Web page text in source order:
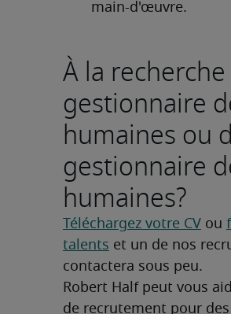
main-d'œuvre.
À la
gestionnaire
humaines ou
gestionnaire
humaines?
Téléchargez votre CV ou
talents et un de nos
contactera sous peu.
Robert Half peut vous
de recrutement pour